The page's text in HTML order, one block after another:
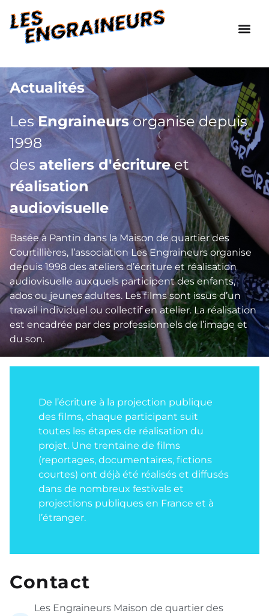
Actualités
LesEngraineursorganise depuis
1998
des ateliers d'écritureet
réalisation
audiovisuelle
Basée à Pantin dans la Maison de quartier des
Courtillières, l’association Les Engraineurs organise
depuis 1998 des ateliers d’écriture et réalisation
audiovisuelle auxquels participent des enfants,
ados ou jeunes adultes. Les films sont issus d’un
travail individuel ou collectif en atelier. La réalisation
est encadrée par des professionnels de l’image et
du son.
De l’écriture à la projection publique
des films, chaque participant suit
toutes les étapes de réalisation du
projet. Une trentaine de films
(reportages, documentaires, fictions
courtes) ont déjà été réalisés et diffusés
dans de nombreux festivals et
projections publiques en France et à
l’étranger.
Contact
Les Engraineurs Maison de quartier des